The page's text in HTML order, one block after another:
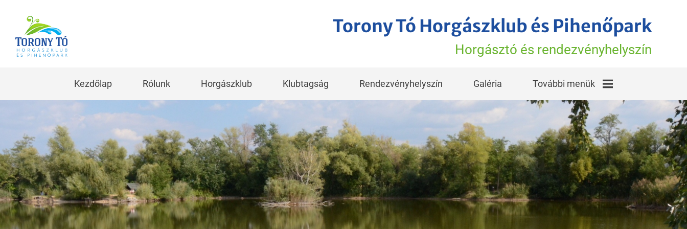
Torony Tó Horgászklub és Pihenőpark
Horgásztó és rendezvényhelyszín
Kezdőlap Rólunk Horgászklub Klubtagság Rendezvényhelyszín Galéria További menük
A horgásztó hírei
Vélemények,
élmények
Torony Tavi
Történetek